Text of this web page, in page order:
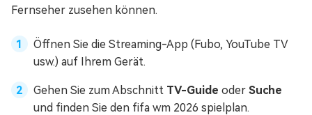
Fernseher zusehen können.
Öffnen Sie die Streaming-App (Fubo, YouTube TV
usw.) auf Ihrem Gerät.
Gehen Sie zum Abschnitt TV-Guide oder Suche
und finden Sie den fifa wm 2026 spielplan.